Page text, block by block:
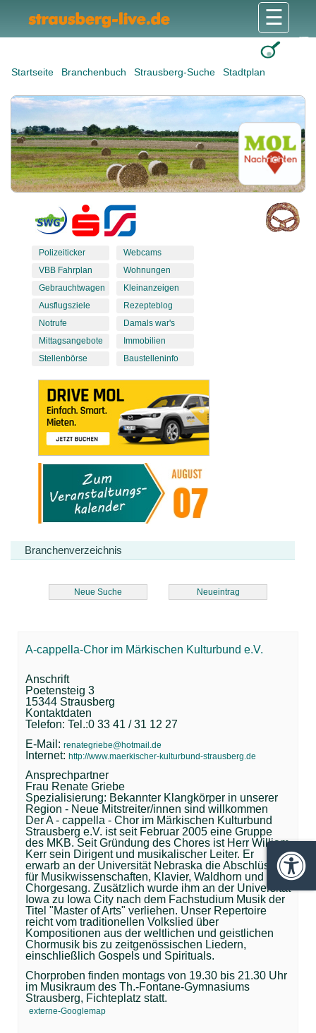
Startseite Branchenbuch Strausberg-Suche Stadtplan
☰
Polizeiticker
VBB Fahrplan
Gebrauchtwagen
Ausflugsziele
Notrufe
Mittagsangebote
Stellenbörse
Webcams
Wohnungen
Kleinanzeigen
Rezepteblog
Damals war's
Immobilien
Baustelleninfo
Branchenverzeichnis
Neue Suche Neueintrag
A-cappella-Chor im Märkischen Kulturbund e.V.
Anschrift
Poetensteig 3
15344 Strausberg
Kontaktdaten
Telefon: Tel.:0 33 41 / 31 12 27
E-Mail: renategriebe@hotmail.de
Internet: http://www.maerkischer-kulturbund-strausberg.de
Ansprechpartner
Frau Renate Griebe
Spezialisierung: Bekannter Klangkörper in unserer
Region - Neue Mitstreiter/innen sind willkommen
Der A - cappella - Chor im Märkischen Kulturbund
Strausberg e.V. ist seit Februar 2005 eine Gruppe
des MKB. Seit Gründung des Chores ist Herr William
Kerr sein Dirigent und musikalischer Leiter. Er
erwarb an der Universität Nebraska die Abschlüsse
für Musikwissenschaften, Klavier, Waldhorn und
Chorgesang. Zusätzlich wurde ihm an der Universität
Iowa zu Iowa City nach dem Fachstudium Musik der
Titel "Master of Arts" verliehen. Unser Repertoire
reicht vom traditionellen Volkslied über
Kompositionen aus der weltlichen und geistlichen
Chormusik bis zu zeitgenössischen Liedern,
einschließlich Gospels und Spirituals.
Chorproben finden montags von 19.30 bis 21.30 Uhr
im Musikraum des Th.-Fontane-Gymnasiums
Strausberg, Fichteplatz statt.
externe-Googlemap